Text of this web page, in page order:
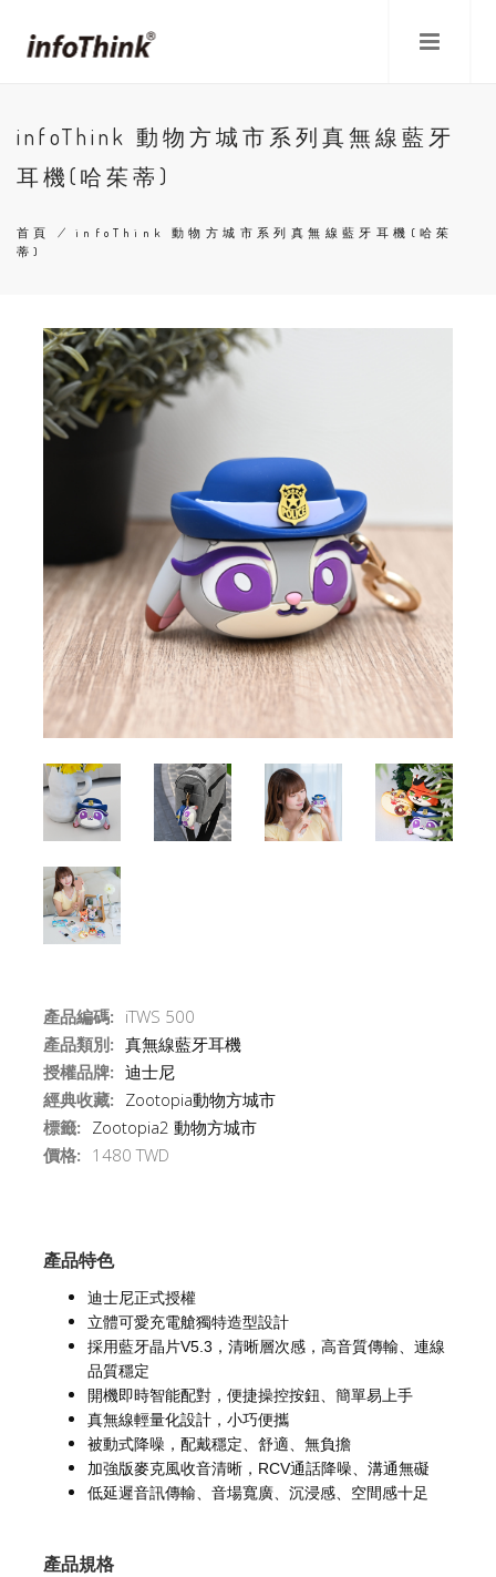
infoThink 動物方城市系列真無線藍牙
耳機(哈茱蒂)
導
連
結
首頁 /infoThink 動物方城市系列真無線藍牙耳機(哈茱
蒂)
產品編碼: iTWS 500
產品類別: 真無線藍牙耳機
授權品牌: 迪士尼
經典收藏: Zootopia動物方城市
標籤: Zootopia2 動物方城市
價格: 1480 TWD
產品特色
迪士尼正式授權
立體可愛充電艙獨特造型設計
採用藍牙晶片V5.3，清晰層次感，高音質傳輸、連線
品質穩定
開機即時智能配對，便捷操控按鈕、簡單易上手
真無線輕量化設計，小巧便攜
被動式降噪，配戴穩定、舒適、無負擔
加強版麥克風收音清晰，RCV通話降噪、溝通無礙
低延遲音訊傳輸、音場寬廣、沉浸感、空間感十足
產品規格